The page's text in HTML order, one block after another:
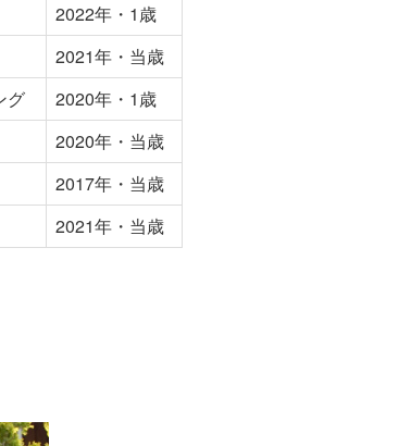
2022年・1歳
2021年・当歳
グ
2020年・1歳
2020年・当歳
2017年・当歳
2021年・当歳